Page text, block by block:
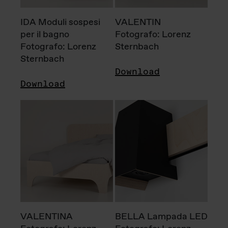
IDA Moduli sospesi
per il bagno
Fotografo: Lorenz
Sternbach
Download
VALENTIN
Fotografo: Lorenz
Sternbach
Download
VALENTINA
BELLA Lampada LED